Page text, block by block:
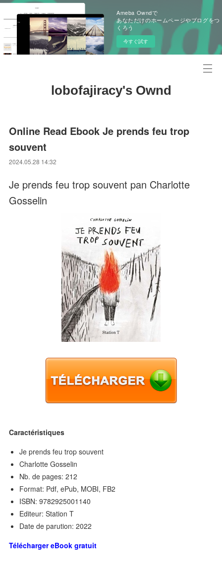
Ameba Owndで
あなただけのホームページやブログをつ
くろう
今すぐ試す
lobofajiracy's Ownd
Online Read Ebook Je prends feu trop
souvent
2024.05.28 14:32
Je prends feu trop souvent pan Charlotte
Gosselin
Caractéristiques
Je prends feu trop souvent
Charlotte Gosselin
Nb. de pages: 212
Format: Pdf, ePub, MOBI, FB2
ISBN: 9782925001140
Editeur: Station T
Date de parution: 2022
Télécharger eBook gratuit